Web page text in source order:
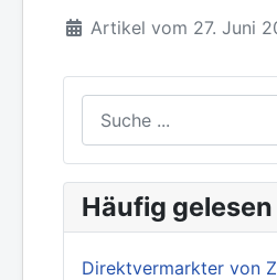
Artikel vom 27. Juni
Häufig gelesen
Direktvermarkter von